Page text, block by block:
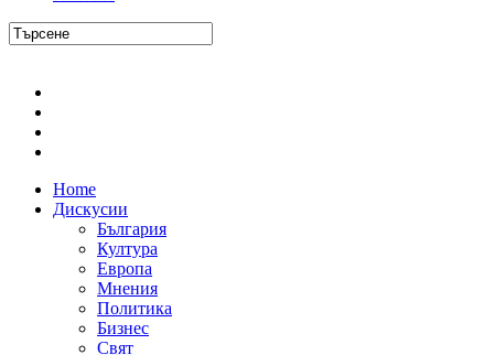
Home
Дискусии
България
Култура
Европа
Мнения
Политика
Бизнес
Свят